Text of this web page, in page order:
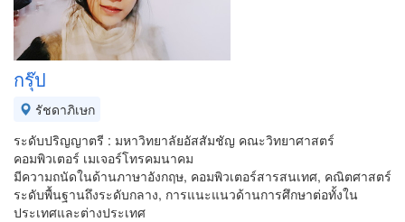
กรุ๊ป
รัชดาภิเษก
ระดับปริญญาตรี : มหาวิทยาลัยอัสสัมชัญ คณะวิทยาศาสตร์
คอมพิวเตอร์ เมเจอร์โทรคมนาคม
มีความถนัดในด้านภาษาอังกฤษ, คอมพิวเตอร์สารสนเทศ, คณิตศาสตร์
ระดับพื้นฐานถึงระดับกลาง, การแนะแนวด้านการศึกษาต่อทั้งใน
ประเทศและต่างประเทศ